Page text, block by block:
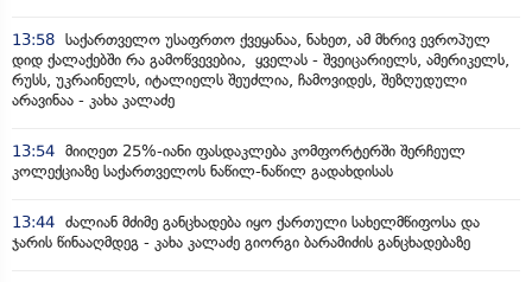
13:58 საქართველო უსაფრთო ქვეყანაა, ნახეთ, ამ მხრივ ევროპულ
დიდ ქალაქებში რა გამოწვევებია, ყველას - შვეიცარიელს, ამერიკელს,
რუსს, უკრაინელს, იტალიელს შეუძლია, ჩამოვიდეს, შეზღუდული
არავინაა - კახა კალაძე
13:54 მიიღეთ 25%-იანი ფასდაკლება კომფორტერში შერჩეულ
კოლექციაზე საქართველოს ნაწილ-ნაწილ გადახდისას
13:44 ძალიან მძიმე განცხადება იყო ქართული სახელმწიფოსა და
ჯარის წინააღმდეგ - კახა კალაძე გიორგი ბარამიძის განცხადებაზე